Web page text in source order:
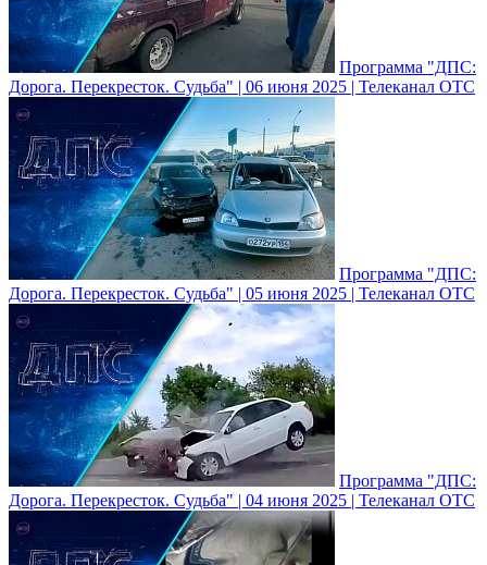
Программа "ДПС:
Дорога. Перекресток. Судьба" | 06 июня 2025 | Телеканал ОТС
Программа "ДПС:
Дорога. Перекресток. Судьба" | 05 июня 2025 | Телеканал ОТС
Программа "ДПС:
Дорога. Перекресток. Судьба" | 04 июня 2025 | Телеканал ОТС